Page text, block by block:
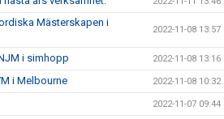
Mästerskapen i
2022-11-08 13:57
i simhopp 2022-11-08 13:16
i Melbourne 2022-11-08 10:32
2022-11-07 09:44